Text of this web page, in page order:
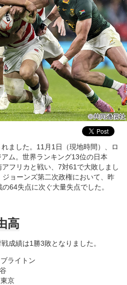
ました。11月1日（現地時間）、ロ
ム。世界ランキング13位の日本
フリカと戦い、7対61で大敗しまし
ョーンズ第二次政権において、昨
64失点に次ぐ大量失点でした。
高
成績は1勝3敗となりました。
ライトン
京